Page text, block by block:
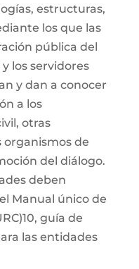
estructuras,
los que las
pública del
los servidores
y dan a conocer
a los
otras
organismos de
del diálogo.
deben
Manual único de
guía de
las entidades